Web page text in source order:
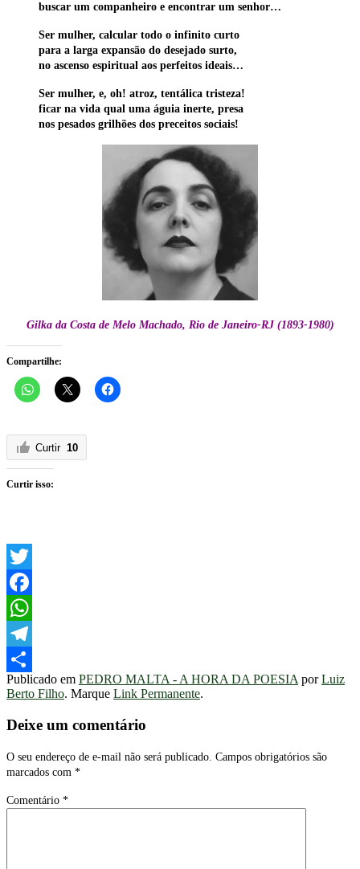
buscar um companheiro e encontrar um senhor…
Ser mulher, calcular todo o infinito curto
para a larga expansão do desejado surto,
no ascenso espiritual aos perfeitos ideais…
Ser mulher, e, oh! atroz, tentálica tristeza!
ficar na vida qual uma águia inerte, presa
nos pesados grilhões dos preceitos sociais!
Gilka da Costa de Melo Machado, Rio de Janeiro-RJ (1893-1980)
Compartilhe:
Curtir 10
Curtir isso:
Twitter
Facebook
WhatsApp
Telegram
Share
Publicado em PEDRO MALTA - A HORA DA POESIA porLuiz
Berto Filho. Marque Link Permanente.
Deixe um comentário
O seu endereço de e-mail não será publicado. Campos obrigatórios são
marcados com *
Comentário *